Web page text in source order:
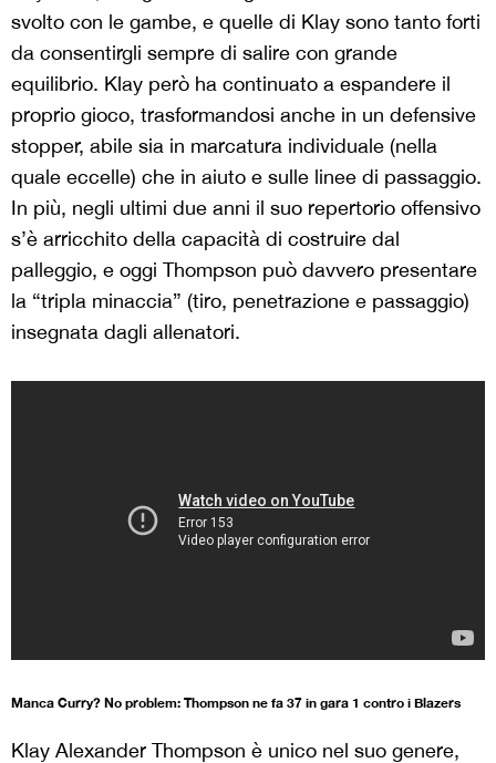
svolto con le gambe, e quelle di Klay sono tanto forti
da consentirgli sempre di salire con grande
equilibrio. Klay però ha continuato a espandere il
proprio gioco, trasformandosi anche in un defensive
stopper, abile sia in marcatura individuale (nella
quale eccelle) che in aiuto e sulle linee di passaggio.
In più, negli ultimi due anni il suo repertorio offensivo
s’è arricchito della capacità di costruire dal
palleggio, e oggi Thompson può davvero presentare
la “tripla minaccia” (tiro, penetrazione e passaggio)
insegnata dagli allenatori.
Manca Curry? No problem: Thompson ne fa 37 in gara 1 contro i Blazers
Klay Alexander Thompson è unico nel suo genere,